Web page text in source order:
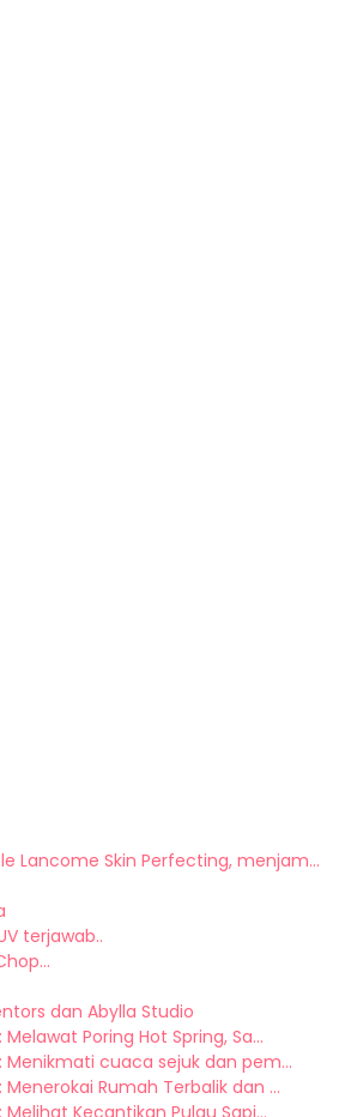
Lancome Skin Perfecting, menjam...
terjawab..
dan Abylla Studio
Poring Hot Spring, Sa...
Menikmati cuaca sejuk dan pem...
Rumah Terbalik dan ...
Kecantikan Pulau Sapi...